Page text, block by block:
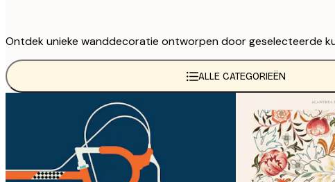
Ontdek unieke wanddecoratie ontworpen door geselecteerde
ALLE CATEGORIEËN